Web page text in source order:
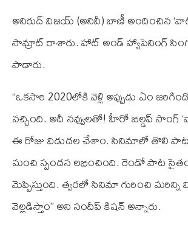
అనిరుద్ విజయ్ (అనివీ) బాణీ అందించిన
సామ్రాట్ రాశారు. హాట్ అండ్ హ్యాపెనింగ్
పాడారు.
“ఒకసారి 2020లోకి వెళ్లి అప్పుడు ఏం
వచ్చింది. అదీ నవ్వులతో! హీరో బిల్డప్ సాంగ్
ఈ రోజు విడుదల చేశాం. సినిమాలో తొలి పాట
మంచి స్పందన లభించింది. రెండో పాట సైతం
మెప్పిస్తుంది. త్వరలో సినిమా గురించి మరిన్ని
వెల్లడిస్తాం” అని సందీప్ కిషన్ అన్నారు.